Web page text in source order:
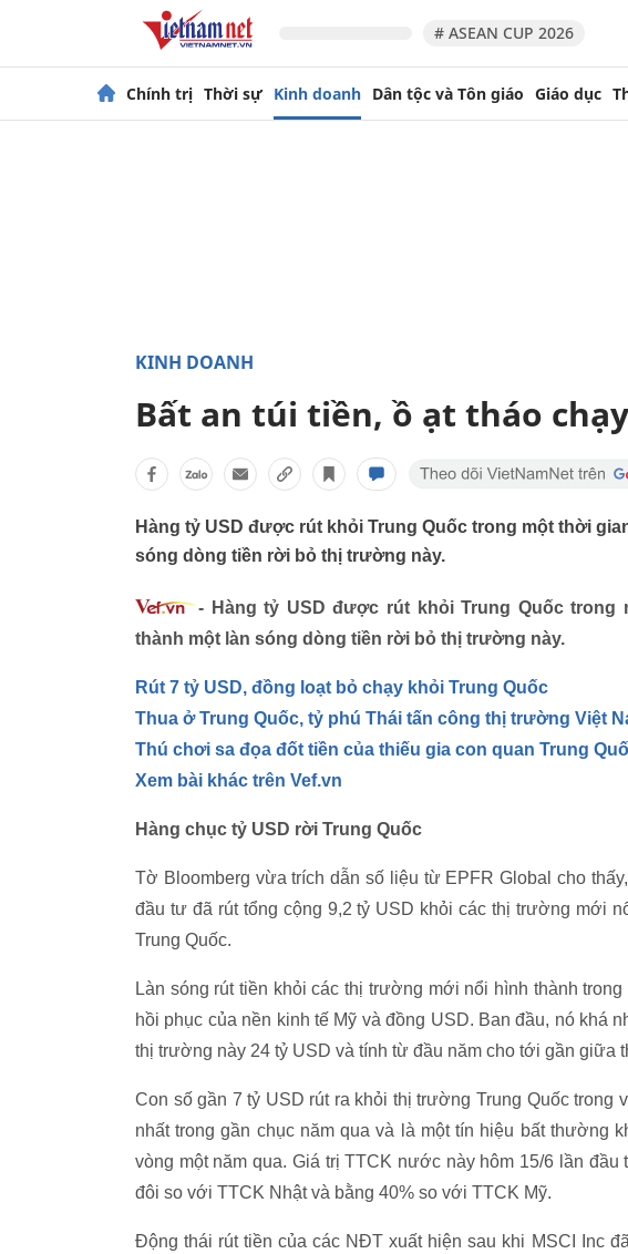
# ASEAN CUP 2026
Chính trị Thời sự Kinh doanh Dân tộc và Tôn giáo Giáo dục
KINH DOANH
Bất an túi tiền, ồ ạt tháo
Hàng tỷ USD được rút khỏi Trung Quốc trong một thời
sóng dòng tiền rời bỏ thị trường này.
- Hàng tỷ USD được rút khỏi Trung Quốc
thành một làn sóng dòng tiền rời bỏ thị trường này.
Rút 7 tỷ USD, đồng loạt bỏ chạy khỏi Trung Quốc
Thua ở Trung Quốc, tỷ phú Thái tấn công thị trường Việt
Thú chơi sa đọa đốt tiền của thiếu gia con quan Trung
Xem bài khác trên Vef.vn
Hàng chục tỷ USD rời Trung Quốc
Tờ Bloomberg vừa trích dẫn số liệu từ EPFR Global cho
đầu tư đã rút tổng cộng 9,2 tỷ USD khỏi các thị trường mới
Trung Quốc.
Làn sóng rút tiền khỏi các thị trường mới nổi hình thành
hồi phục của nền kinh tế Mỹ và đồng USD. Ban đầu, nó khá
thị trường này 24 tỷ USD và tính từ đầu năm cho tới gần giữa
Con số gần 7 tỷ USD rút ra khỏi thị trường Trung Quốc
nhất trong gần chục năm qua và là một tín hiệu bất thường
vòng một năm qua. Giá trị TTCK nước này hôm 15/6 lần
đôi so với TTCK Nhật và bằng 40% so với TTCK Mỹ.
Động thái rút tiền của các NĐT xuất hiện sau khi MSCI Inc